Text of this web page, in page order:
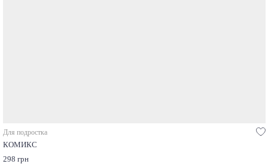
Для подростка
КОМИКС
298 грн